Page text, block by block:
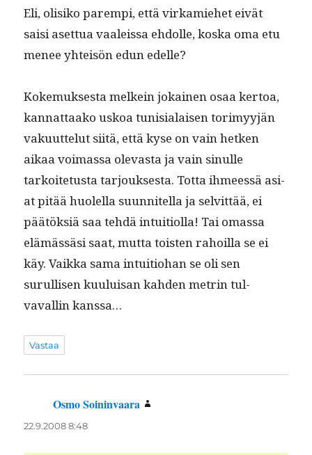
Eli, olisiko parem­pi, että virkamiehet eivät
saisi aset­tua vaaleis­sa ehdolle, kos­ka oma etu
menee yhteisön edun edelle?
Koke­muk­ses­ta melkein jokainen osaa ker­toa,
kan­nat­taako uskoa tunisialaisen torimyyjän
vaku­ut­te­lut siitä, että kyse on vain het­ken
aikaa voimas­sa olev­as­ta ja vain sin­ulle
tarkoite­tus­ta tar­jouk­ses­ta. Tot­ta ihmeessä asi­
at pitää huolel­la suun­nitel­la ja selvit­tää, ei
päätök­siä saa tehdä intu­iti­ol­la! Tai omas­sa
elämässäsi saat, mut­ta tois­t­en rahoil­la se ei
käy. Vaik­ka sama intu­itio­han se oli sen
surullisen kuu­luisan kah­den metrin tul­
vavallin kanssa…
Vastaa
Osmo Soininvaara
22.9.2008 8:48